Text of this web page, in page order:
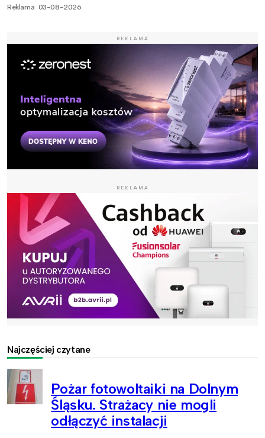
Reklama 03-08-2026
REKLAMA
REKLAMA
Najczęściej czytane
Pożar fotowoltaiki na Dolnym
Śląsku. Strażacy nie mogli
odłączyć instalacji